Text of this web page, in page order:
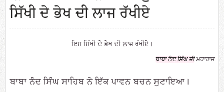
ਸਿੱਖੀ ਦੇ ਭੇਖ ਦੀ ਲਾਜ ਰੱਖੀਏ
ਇਸ ਸਿੱਖੀ ਦੇ ਭੇਖ ਦੀ ਲਾਜ ਰੱਖੀਏ।
ਬਾਬਾ ਨੰਦ ਸਿੰਘ ਜੀਮਹਾਰਾਜ
ਬਾਬਾ ਨੰਦ ਸਿੰਘ ਸਾਹਿਬ ਨੇ ਇੱਕ ਪਾਵਨ ਬਚਨ ਸੁਣਾਇਆ।